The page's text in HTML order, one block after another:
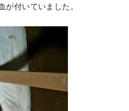
付いていました。